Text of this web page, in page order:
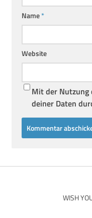
Name*
Website
Mit der Nutzung
deiner Daten
WISH